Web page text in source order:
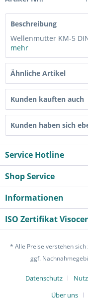
Beschreibung
Wellenmutter KM-5
mehr
Ähnliche Artikel
Kunden kauften auch
Kunden haben sich
Service Hotline
Shop Service
Informationen
ISO Zertifikat
* Alle Preise verstehen
ggf.
Datenschutz
Über uns